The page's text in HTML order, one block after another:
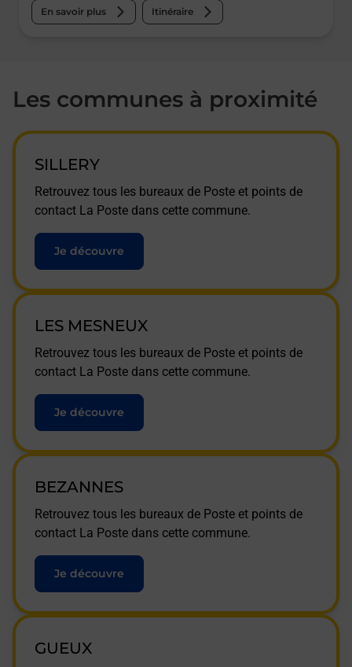
En savoir plus Itinéraire
Les communes à proximité
SILLERY
Retrouvez tous les bureaux de Poste et points de
contact La Poste dans cette commune.
Je découvre
LES MESNEUX
Retrouvez tous les bureaux de Poste et points de
contact La Poste dans cette commune.
Je découvre
BEZANNES
Retrouvez tous les bureaux de Poste et points de
contact La Poste dans cette commune.
Je découvre
GUEUX